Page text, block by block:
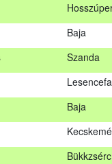
Baja
Szanda
Baja
Bükkzsérc
Szendrő
Baja